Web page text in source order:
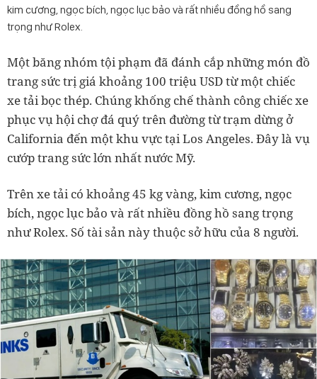
kim cương, ngọc bích, ngọc lục bảo và rất nhiều đồng hồ sang
trọng như Rolex.
Một băng nhóm tội phạm đã đánh cắp những món đồ
trang sức trị giá khoảng 100 triệu USD từ một chiếc
xe tải bọc thép. Chúng khống chế thành công chiếc xe
phục vụ hội chợ đá quý trên đường từ trạm dừng ở
California đến một khu vực tại Los Angeles. Đây là vụ
cướp trang sức lớn nhất nước Mỹ.
Trên xe tải có khoảng 45 kg vàng, kim cương, ngọc
bích, ngọc lục bảo và rất nhiều đồng hồ sang trọng
như Rolex. Số tài sản này thuộc sở hữu của 8 người.